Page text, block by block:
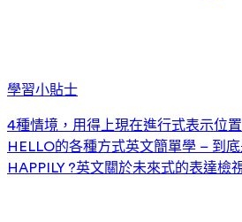
學習小貼士
4種情境，用得上現在進行式表示位
HELLO的各種方式英文簡單學 – 到
HAPPILY ?英文關於未來式的表達檢